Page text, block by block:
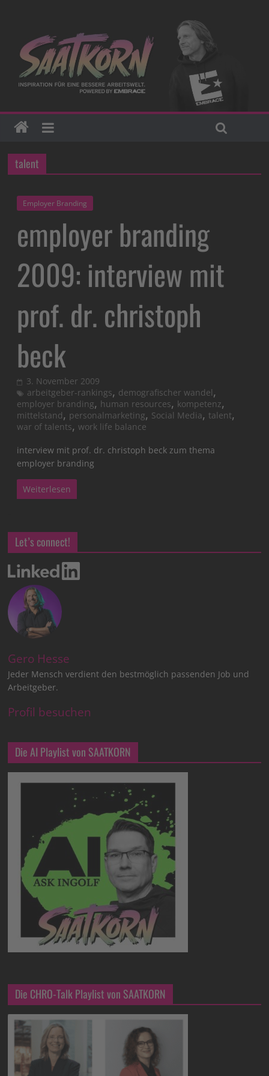
talent
Employer Branding
employer branding
2009: interview mit
prof. dr. christoph
beck
3. November 2009
arbeitgeber-rankings, demografischer wandel,
employer branding, human resources, kompetenz,
mittelstand, personalmarketing, Social Media,talent,
war of talents,work life balance
interview mit prof. dr. christoph beck zum thema
employer branding
Weiterlesen
Let’s connect!
Gero Hesse
Jeder Mensch verdient den bestmöglich passenden Job und
Arbeitgeber.
Profil besuchen
Die AI Playlist von SAATKORN
Die CHRO-Talk Playlist von SAATKORN